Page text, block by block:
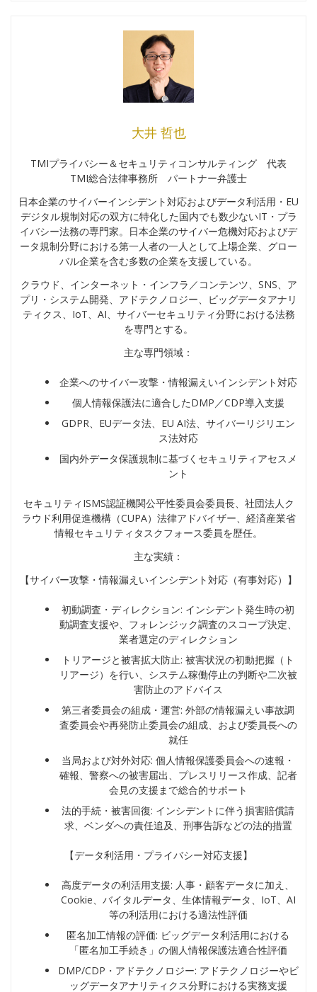
大井 哲也
TMIプライバシー＆セキュリティコンサルティング 代表
TMI総合法律事務所 パートナー弁護士
日本企業のサイバーインシデント対応およびデータ利活用・EU
デジタル規制対応の双方に特化した国内でも数少ないIT・プラ
イバシー法務の専門家。日本企業のサイバー危機対応およびデ
ータ規制分野における第一人者の一人として上場企業、グロー
バル企業を含む多数の企業を支援している。
クラウド、インターネット・インフラ／コンテンツ、SNS、ア
プリ・システム開発、アドテクノロジー、ビッグデータアナリ
ティクス、IoT、AI、サイバーセキュリティ分野における法務
を専門とする。
主な専門領域：
企業へのサイバー攻撃・情報漏えいインシデント対応
個人情報保護法に適合したDMP／CDP導入支援
GDPR、EUデータ法、EU AI法、サイバーリジリエン
ス法対応
国内外データ保護規制に基づくセキュリティアセスメ
ント
セキュリティISMS認証機関公平性委員会委員長、社団法人ク
ラウド利用促進機構（CUPA）法律アドバイザー、経済産業省
情報セキュリティタスクフォース委員を歴任。
主な実績：
【サイバー攻撃・情報漏えいインシデント対応（有事対応）】
初動調査・ディレクション: インシデント発生時の初
動調査支援や、フォレンジック調査のスコープ決定、
業者選定のディレクション
トリアージと被害拡大防止: 被害状況の初動把握（ト
リアージ）を行い、システム稼働停止の判断や二次被
害防止のアドバイス
第三者委員会の組成・運営: 外部の情報漏えい事故調
査委員会や再発防止委員会の組成、および委員長への
就任
当局および対外対応: 個人情報保護委員会への速報・
確報、警察への被害届出、プレスリリース作成、記者
会見の支援まで総合的サポート
法的手続・被害回復: インシデントに伴う損害賠償請
求、ベンダへの責任追及、刑事告訴などの法的措置
【データ利活用・プライバシー対応支援】
高度データの利活用支援: 人事・顧客データに加え、
Cookie、バイタルデータ、生体情報データ、IoT、AI
等の利活用における適法性評価
匿名加工情報の評価: ビッグデータ利活用における
「匿名加工手続き」の個人情報保護法適合性評価
DMP/CDP・アドテクノロジー: アドテクノロジーやビ
ッグデータアナリティクス分野における実務支援